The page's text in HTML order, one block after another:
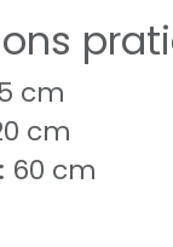
5 cm
cm
60 cm